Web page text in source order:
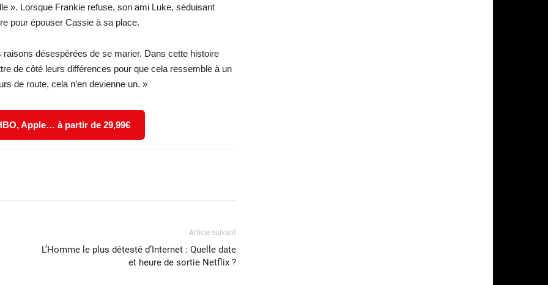
». Lorsque Frankie refuse, son ami Luke, séduisant
pour épouser Cassie à sa place.
raisons désespérées de se marier. Dans cette histoire
de côté leurs différences pour que cela ressemble à un
de route, cela n’en devienne un. »
Apple… à partir de 29,99€
Article suivant
L’Homme le plus détesté d’Internet : Quelle date
et heure de sortie Netflix ?